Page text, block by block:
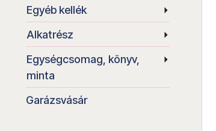
Egyéb kellék
Alkatrész
Egységcsomag, könyv,
minta
Garázsvásár